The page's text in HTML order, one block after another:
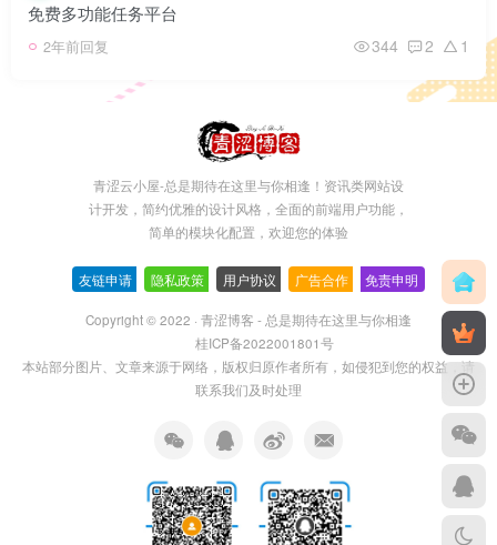
免费多功能任务平台
2年前回复 344 2 1
青涩云小屋-总是期待在这里与你相逢！资讯类网站设
计开发，简约优雅的设计风格，全面的前端用户功能，
简单的模块化配置，欢迎您的体验
友链申请 隐私政策 用户协议 广告合作 免责申明
Copyright © 2022 · 青涩博客 - 总是期待在这里与你相逢
桂ICP备2022001801号
本站部分图片、文章来源于网络，版权归原作者所有，如侵犯到您的权益，请
联系我们及时处理